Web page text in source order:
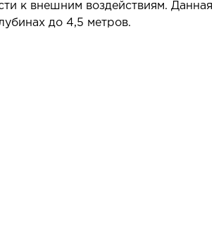
к внешним воздействиям.
до 4,5 метров.